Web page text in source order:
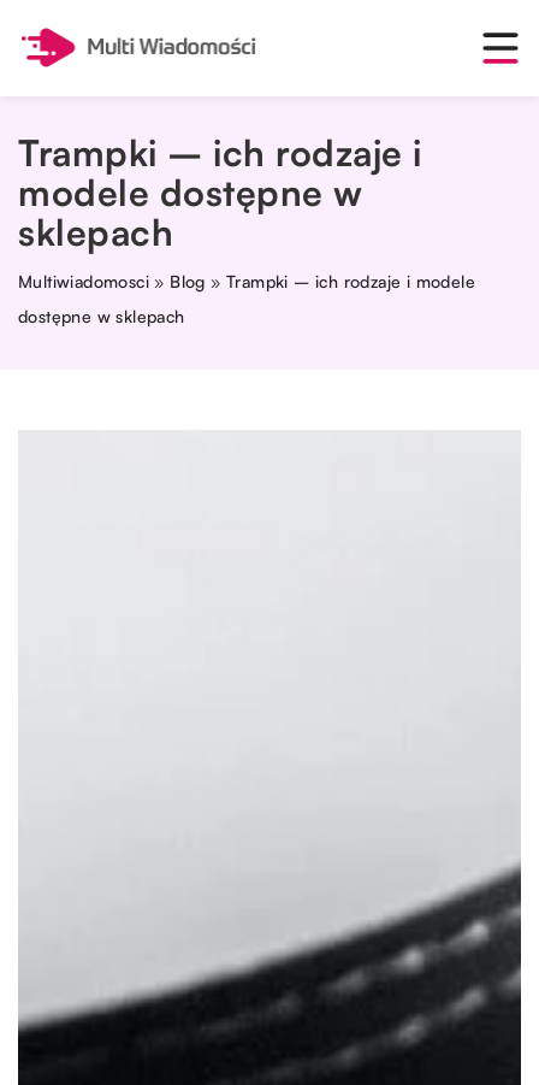
Trampki – ich rodzaje i
modele dostępne w
sklepach
Multiwiadomosci » Blog »Trampki – ich rodzaje i modele
dostępne w sklepach